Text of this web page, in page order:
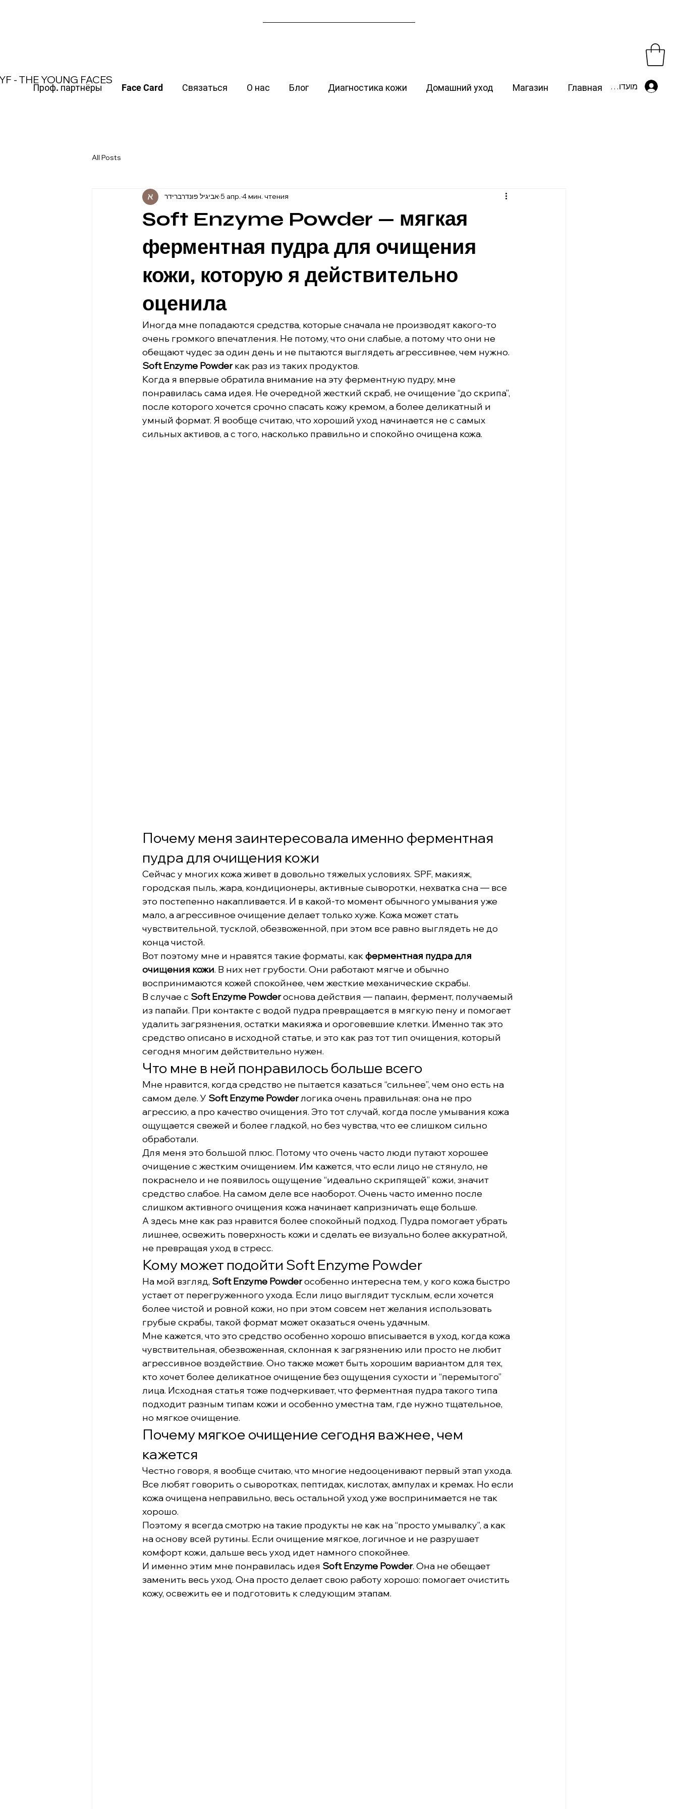
מועדון לקוחותГлавная
Магазин
Домашний уход
Диагностика кожи
Блог
О нас
Связаться
Face Card
Проф. партнёры
- THE YOUNG FACES
All Posts
Soft Enzyme Powder — мягкая
ферментная пудра для очищения
кожи, которую я действительно
оценила
אביגיל פונדרברידר 5 апр. 4 мин. чтения
Иногда мне попадаются средства, которые сначала не производят какого-то
очень громкого впечатления. Не потому, что они слабые, а потому что они не
обещают чудес за один день и не пытаются выглядеть агрессивнее, чем нужно.
Soft Enzyme Powder как раз из таких продуктов.
Когда я впервые обратила внимание на эту ферментную пудру, мне
понравилась сама идея. Не очередной жесткий скраб, не очищение “до скрипа”,
после которого хочется срочно спасать кожу кремом, а более деликатный и
умный формат. Я вообще считаю, что хороший уход начинается не с самых
сильных активов, а с того, насколько правильно и спокойно очищена кожа.
Почему меня заинтересовала именно ферментная
пудра для очищения кожи
Сейчас у многих кожа живет в довольно тяжелых условиях. SPF, макияж,
городская пыль, жара, кондиционеры, активные сыворотки, нехватка сна — все
это постепенно накапливается. И в какой-то момент обычного умывания уже
мало, а агрессивное очищение делает только хуже. Кожа может стать
чувствительной, тусклой, обезвоженной, при этом все равно выглядеть не до
конца чистой.
Вот поэтому мне и нравятся такие форматы, как ферментная пудра для
очищения кожи. В них нет грубости. Они работают мягче и обычно
воспринимаются кожей спокойнее, чем жесткие механические скрабы.
В случае с Soft Enzyme Powder основа действия — папаин, фермент, получаемый
из папайи. При контакте с водой пудра превращается в мягкую пену и помогает
удалить загрязнения, остатки макияжа и ороговевшие клетки. Именно так это
средство описано в исходной статье, и это как раз тот тип очищения, который
сегодня многим действительно нужен.
Что мне в ней понравилось больше всего
Мне нравится, когда средство не пытается казаться “сильнее”, чем оно есть на
самом деле. У Soft Enzyme Powder логика очень правильная: она не про
агрессию, а про качество очищения. Это тот случай, когда после умывания кожа
ощущается свежей и более гладкой, но без чувства, что ее слишком сильно
обработали.
Для меня это большой плюс. Потому что очень часто люди путают хорошее
очищение с жестким очищением. Им кажется, что если лицо не стянуло, не
покраснело и не появилось ощущение “идеально скрипящей” кожи, значит
средство слабое. На самом деле все наоборот. Очень часто именно после
слишком активного очищения кожа начинает капризничать еще больше.
А здесь мне как раз нравится более спокойный подход. Пудра помогает убрать
лишнее, освежить поверхность кожи и сделать ее визуально более аккуратной,
не превращая уход в стресс.
Кому может подойти Soft Enzyme Powder
На мой взгляд, Soft Enzyme Powder особенно интересна тем, у кого кожа быстро
устает от перегруженного ухода. Если лицо выглядит тусклым, если хочется
более чистой и ровной кожи, но при этом совсем нет желания использовать
грубые скрабы, такой формат может оказаться очень удачным.
Мне кажется, что это средство особенно хорошо вписывается в уход, когда кожа
чувствительная, обезвоженная, склонная к загрязнению или просто не любит
агрессивное воздействие. Оно также может быть хорошим вариантом для тех,
кто хочет более деликатное очищение без ощущения сухости и “перемытого”
лица. Исходная статья тоже подчеркивает, что ферментная пудра такого типа
подходит разным типам кожи и особенно уместна там, где нужно тщательное,
но мягкое очищение.
Почему мягкое очищение сегодня важнее, чем
кажется
Честно говоря, я вообще считаю, что многие недооценивают первый этап ухода.
Все любят говорить о сыворотках, пептидах, кислотах, ампулах и кремах. Но если
кожа очищена неправильно, весь остальной уход уже воспринимается не так
хорошо.
Поэтому я всегда смотрю на такие продукты не как на “просто умывалку”, а как
на основу всей рутины. Если очищение мягкое, логичное и не разрушает
комфорт кожи, дальше весь уход идет намного спокойнее.
И именно этим мне понравилась идея Soft Enzyme Powder. Она не обещает
заменить весь уход. Она просто делает свою работу хорошо: помогает очистить
кожу, освежить ее и подготовить к следующим этапам.